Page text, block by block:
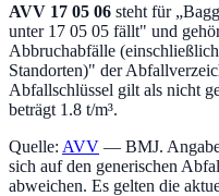
AVV 17 05 06 steht für „
unter 17 05 05 fällt" und
Abbruchabfälle
Standorten)" der
Abfallschlüssel gilt als nicht
beträgt 1.8 t/m³.
Quelle: AVV — BMJ.
sich auf den generischen
abweichen. Es gelten die